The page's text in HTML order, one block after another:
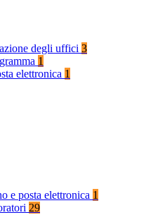
degli uffici 3
1
elettronica 1
e posta elettronica 1
29